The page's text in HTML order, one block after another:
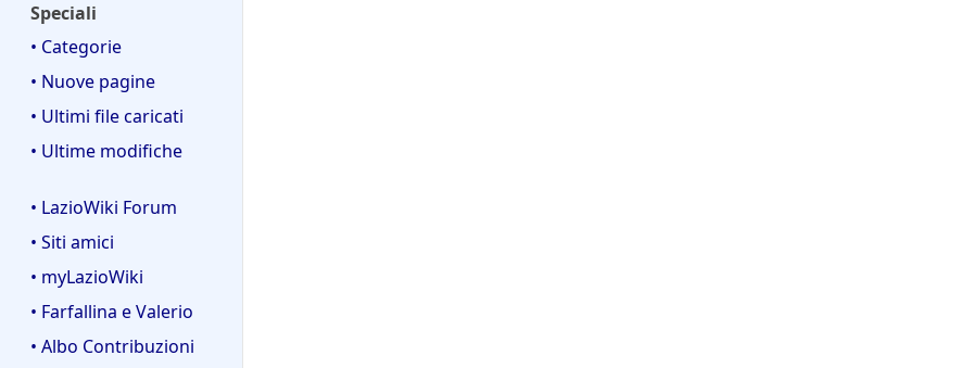
Speciali
• Categorie
• Nuove pagine
• Ultimi file caricati
• Ultime modifiche
• LazioWiki Forum
• Siti amici
• myLazioWiki
• Farfallina e Valerio
• Albo Contribuzioni